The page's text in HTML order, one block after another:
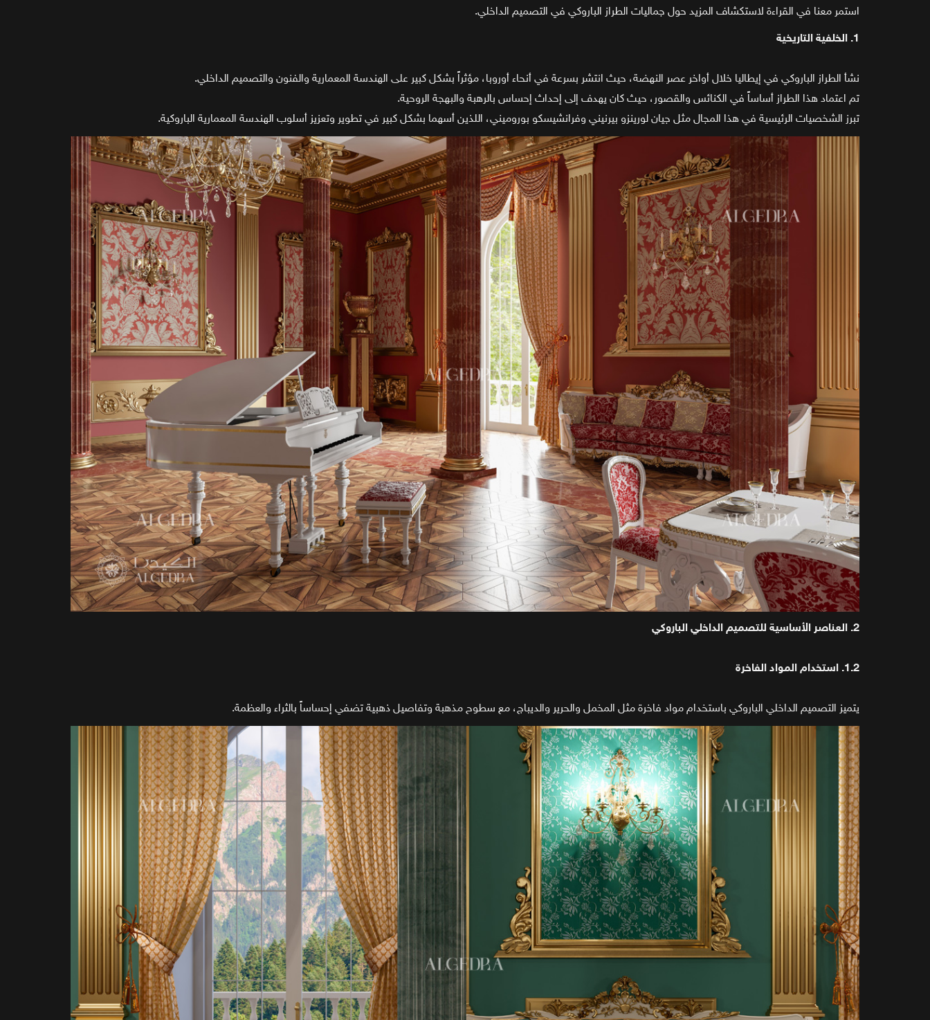
استمر معنا في القراءة لاستكشاف المزيد حول جماليات الطراز الباروكي في التصميم الداخلي.
1. الخلفية التاريخية
نشأ الطراز الباروكي في إيطاليا خلال أواخر عصر النهضة، حيث انتشر بسرعة في أنحاء أوروبا، مؤثراً بشكل كبير على الهندسة المعمارية والفنون والتصميم الداخلي.
تم اعتماد هذا الطراز أساساً في الكنائس والقصور، حيث كان يهدف إلى إحداث إحساس بالرهبة والبهجة الروحية.
تبرز الشخصيات الرئيسية في هذا المجال مثل جيان لورينزو بيرنيني وفرانشيسكو بوروميني، اللذين أسهما بشكل كبير في تطوير وتعزيز أسلوب الهندسة المعمارية الباروكية.
2. العناصر الأساسية للتصميم الداخلي الباروكي
1.2. استخدام المواد الفاخرة
يتميز التصميم الداخلي الباروكي باستخدام مواد فاخرة مثل المخمل والحرير والديباج، مع سطوح مذهبة وتفاصيل ذهبية تضفي إحساساً بالثراء والعظمة.